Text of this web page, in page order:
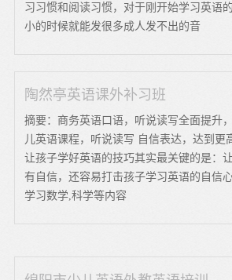
习习惯和阅读习惯，对于刚开始学习英语
小的时候就能发很多成人发不出的音
陶然亭英语课外补习班
摘要：商务英语口语，听说读写全面提升
儿英语课程，听说读写 自信表达，达到更
让孩子学好英语的技巧其实最关键的是：
有自信，还容易打击孩子学习英语的自信
学习数学,科学等内容